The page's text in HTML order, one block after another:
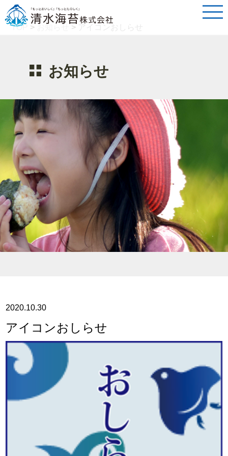
TOP > > アイコンおしらせ
お知らせ
2020.10.30
アイコンおしらせ